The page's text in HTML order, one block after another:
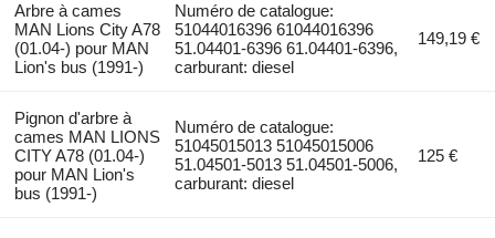
Arbre à cames
MAN Lions City A78
(01.04-) pour MAN
Lion's bus (1991-)
Numéro de catalogue:
51044016396 61044016396
51.04401-6396 61.04401-6396,
carburant: diesel
149,19 €
Pignon d'arbre à
cames MAN LIONS
CITY A78 (01.04-)
pour MAN Lion's
bus (1991-)
Numéro de catalogue:
51045015013 51045015006
51.04501-5013 51.04501-5006,
carburant: diesel
125 €